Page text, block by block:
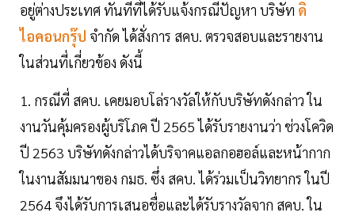
อยู่ต่างประเทศ ทันทีที่ได้รับแจ้งกรณีปัญหา บริษัท ดิ
ไอคอนกรุ๊ป จำกัด ได้สั่งการ สคบ. ตรวจสอบและรายงาน
ในส่วนที่เกี่ยวข้อง ดังนี้
1. กรณีที่ สคบ. เคยมอบโล่รางวัลให้กับบริษัทดังกล่าว ใน
งานวันคุ้มครองผู้บริโภค ปี 2565 ได้รับรายงานว่า ช่วงโควิด
ปี 2563 บริษัทดังกล่าวได้บริจาคแอลกอฮอล์และหน้ากาก
ในงานสัมมนาของ กมธ. ซึ่ง สคบ. ได้ร่วมเป็นวิทยากร ในปี
2564 จึงได้รับการเสนอชื่อและได้รับรางวัลจาก สคบ. ใน